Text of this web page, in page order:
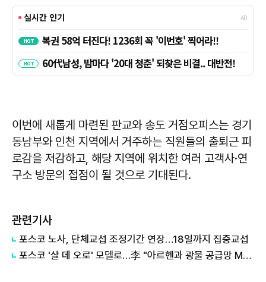
이번에 새롭게 마련된 판교와 송도 거점오피스는 경기
동남부와 인천 지역에서 거주하는 직원들의 출퇴근 피
로감을 저감하고, 해당 지역에 위치한 여러 고객사·연
구소 방문의 접점이 될 것으로 기대된다.
관련기사
포스코 노사, 단체교섭 조정기간 연장…18일까지 집중교섭
포스코 '살 데 오로' 모델로…李 "아르헨과 광물 공급망 MOU"